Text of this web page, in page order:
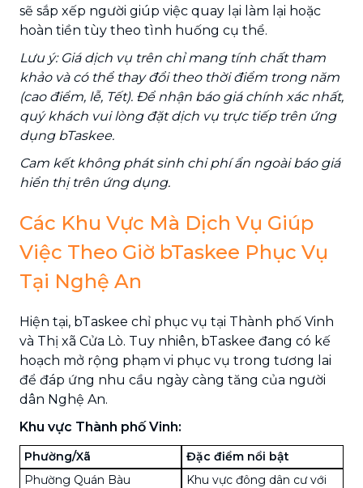
sẽ sắp xếp người giúp việc quay lại làm lại hoặc
hoàn tiền tùy theo tình huống cụ thể.
Lưu ý: Giá dịch vụ trên chỉ mang tính chất tham
khảo và có thể thay đổi theo thời điểm trong năm
(cao điểm, lễ, Tết). Để nhận báo giá chính xác nhất,
quý khách vui lòng đặt dịch vụ trực tiếp trên ứng
dụng bTaskee.
Cam kết không phát sinh chi phí ẩn ngoài báo giá
hiển thị trên ứng dụng.
Các Khu Vực Mà Dịch Vụ Giúp
Việc Theo Giờ bTaskee Phục Vụ
Tại Nghệ An
Hiện tại, bTaskee chỉ phục vụ tại Thành phố Vinh
và Thị xã Cửa Lò. Tuy nhiên, bTaskee đang có kế
hoạch mở rộng phạm vi phục vụ trong tương lai
để đáp ứng nhu cầu ngày càng tăng của người
dân Nghệ An.
Khu vực Thành phố Vinh:
Phường/Xã
Đặc điểm nổi bật
Phường Quán Bàu
Khu vực đông dân cư với